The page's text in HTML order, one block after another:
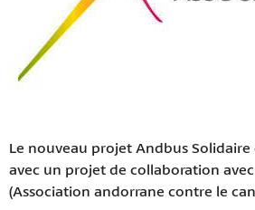
Le nouveau projet Andbus
avec un projet de collaboration avec
(Association andorrane contre le